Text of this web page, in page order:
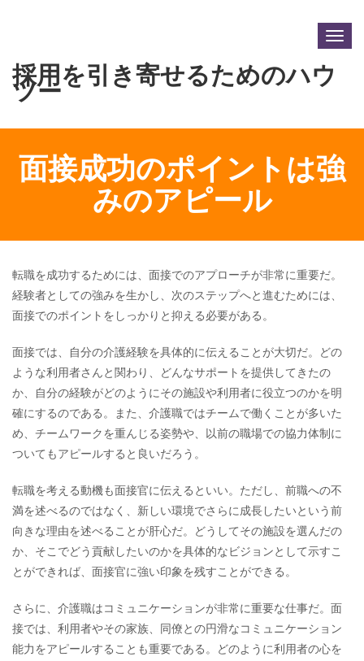
採用を引き寄せるためのハウ
ツー
面接成功のポイントは強
みのアピール
転職を成功するためには、面接でのアプローチが非常に重要だ。
経験者としての強みを生かし、次のステップへと進むためには、
面接でのポイントをしっかりと抑える必要がある。
面接では、自分の介護経験を具体的に伝えることが大切だ。どの
ような利用者さんと関わり、どんなサポートを提供してきたの
か、自分の経験がどのようにその施設や利用者に役立つのかを明
確にするのである。また、介護職ではチームで働くことが多いた
め、チームワークを重んじる姿勢や、以前の職場での協力体制に
ついてもアピールすると良いだろう。
転職を考える動機も面接官に伝えるといい。ただし、前職への不
満を述べるのではなく、新しい環境でさらに成長したいという前
向きな理由を述べることが肝心だ。どうしてその施設を選んだの
か、そこでどう貢献したいのかを具体的なビジョンとして示すこ
とができれば、面接官に強い印象を残すことができる。
さらに、介護職はコミュニケーションが非常に重要な仕事だ。面
接では、利用者やその家族、同僚との円滑なコミュニケーション
能力をアピールすることも重要である。どのように利用者の心を